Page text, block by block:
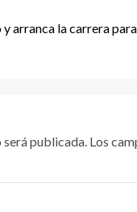
arranca la carrera
publicada. Los